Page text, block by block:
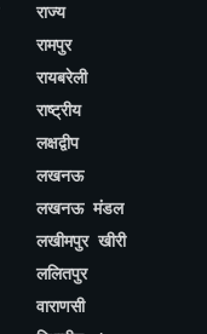
राज्य
रामपुर
रायबरेली
राष्ट्रीय
लक्षद्वीप
लखनऊ
लखनऊ मंडल
लखीमपुर खीरी
ललितपुर
वाराणसी